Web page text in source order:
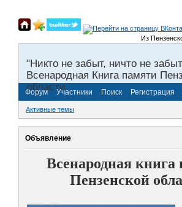
Из
"Никто не забыт, ничто не
Всенародная Книга памяти
области.
Форум Участники Поиск Регистрация
Активные темы
Объявление
Всенародная книга
Пензенской